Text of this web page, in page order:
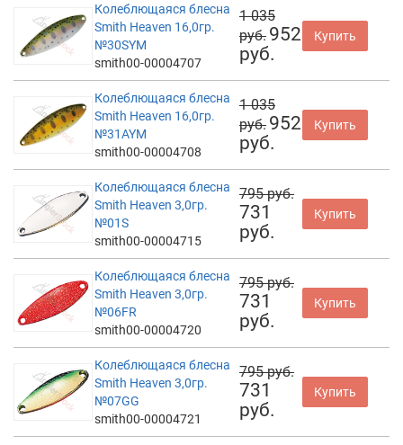
Колеблющаяся блесна
Smith Heaven 16,0гр.
№30SYM
smith00-00004707
1 035
руб. 952
руб.
Купить
Колеблющаяся блесна
Smith Heaven 16,0гр.
№31AYM
smith00-00004708
1 035
руб. 952
руб.
Купить
Колеблющаяся блесна
Smith Heaven 3,0гр.
№01S
smith00-00004715
795 руб.
731
руб.
Купить
Колеблющаяся блесна
Smith Heaven 3,0гр.
№06FR
smith00-00004720
795 руб.
731
руб.
Купить
Колеблющаяся блесна
Smith Heaven 3,0гр.
№07GG
smith00-00004721
795 руб.
731
руб.
Купить